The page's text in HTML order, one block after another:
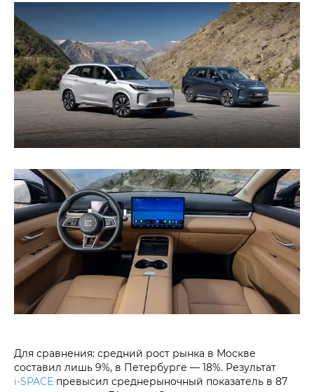
Для сравнения: средний рост рынка в Москве
составил лишь 9%, в Петербурге — 18%. Результат
i‑SPACE превысил среднерыночный показатель в 87